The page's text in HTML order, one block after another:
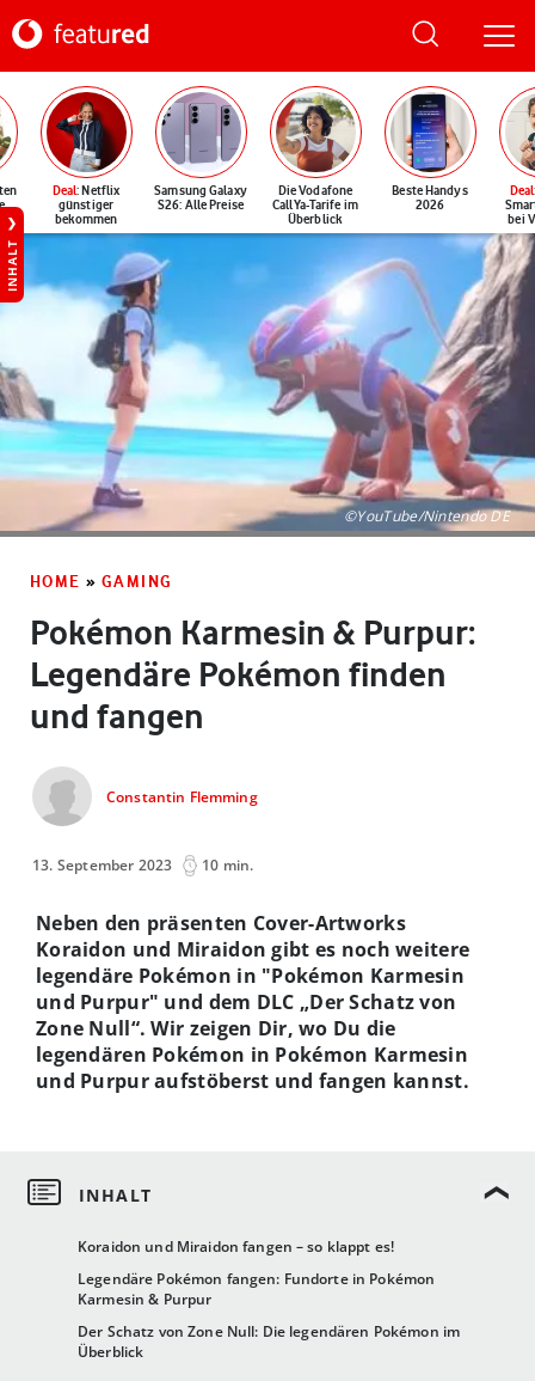
Deal: Netflix
günstiger
bekommen
Samsung Galaxy
S26: Alle Preise
Die Vodafone
CallYa-Tarife im
Überblick
Beste Handys
2026
Deal
bei
INHALT
©YouTube/Nintendo DE
HOME » GAMING
Pokémon Karmesin & Purpur:
Legendäre Pokémon finden
und fangen
Constantin Flemming
13. September 2023 10 min.
Koraidon und Miraidon fangen – so klappt es!
Legendäre Pokémon fangen: Fundorte in Pokémon
Karmesin & Purpur
Der Schatz von Zone Null: Die legendären Pokémon im
Überblick
Neben den präsenten Cover-Artworks
Koraidon und Miraidon gibt es noch weitere
legendäre Pokémon in "Pokémon Karmesin
und Purpur" und dem DLC „Der Schatz von
Zone Null“. Wir zeigen Dir, wo Du die
legendären Pokémon in Pokémon Karmesin
und Purpur aufstöberst und fangen kannst.